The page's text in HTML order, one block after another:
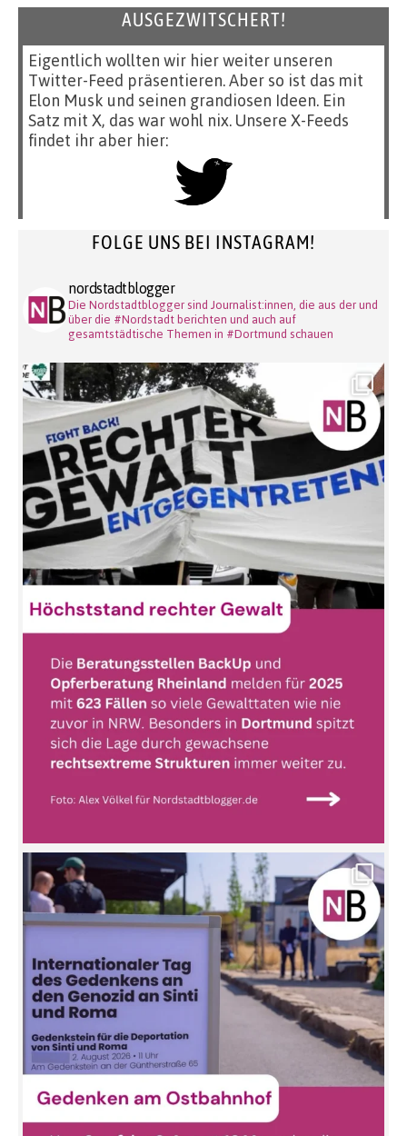
AUSGEZWITSCHERT!
Eigentlich wollten wir hier weiter unseren
Twitter-Feed präsentieren. Aber so ist das mit
Elon Musk und seinen grandiosen Ideen. Ein
Satz mit X, das war wohl nix. Unsere X-Feeds
findet ihr aber hier:
FOLGE UNS BEI INSTAGRAM!
nordstadtblogger
Die Nordstadtblogger sind Journalist:innen, die aus der und
über die #Nordstadt berichten und auch auf
gesamtstädtische Themen in #Dortmund schauen